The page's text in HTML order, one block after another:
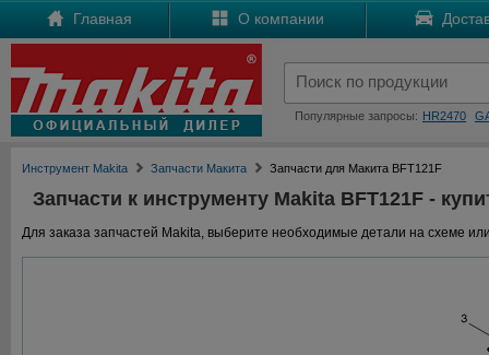
Главная О компании
Популярные запросы: HR2470
Инструмент Makita Запчасти Макита Запчасти для Макита BFT121F
Запчасти к инструменту Makita BFT121F -
Для заказа запчастей Makita, выберите необходимые детали на схеме